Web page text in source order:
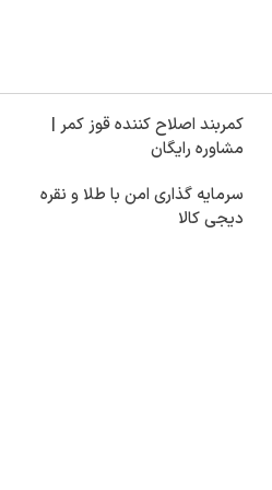
کمربند اصلاح کننده قوز کمر |
مشاوره رایگان
سرمایه گذاری امن با طلا و نقره
دیجی کالا